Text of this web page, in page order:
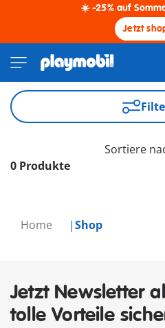
☀️ -25% auf
Jetzt
Home Shop
0 Produkte
Sortiere
Jetzt Newsletter
tolle Vorteile